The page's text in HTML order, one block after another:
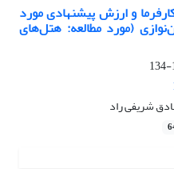
و ارزش پیشنهادی مورد
(مورد مطالعه: هتل‌های
شریفی راد